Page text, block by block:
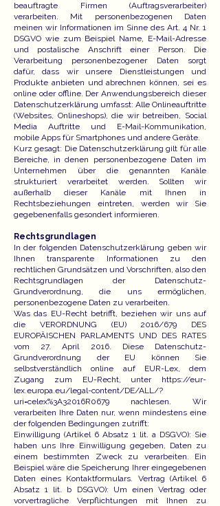
beauftragte Firmen (Auftragsverarbeiter)
verarbeiten. Mit personenbezogenen Daten
meinen wir Informationen im Sinne des Art. 4 Nr. 1
DSGVO wie zum Beispiel Name, E-Mail-Adresse
und postalische Anschrift einer Person. Die
Verarbeitung personenbezogener Daten sorgt
dafür, dass wir unsere Dienstleistungen und
Produkte anbieten und abrechnen können, sei es
online oder offline. Der Anwendungsbereich dieser
Datenschutzerklärung umfasst: Alle Onlineauftritte
(Websites, Onlineshops), die wir betreiben, Social
Media Auftritte und E-Mail-Kommunikation,
mobile Apps für Smartphones und andere Geräte.
Kurz gesagt: Die Datenschutzerklärung gilt für alle
Bereiche, in denen personenbezogene Daten im
Unternehmen über die genannten Kanäle
strukturiert verarbeitet werden. Sollten wir
außerhalb dieser Kanäle mit Ihnen in
Rechtsbeziehungen eintreten, werden wir Sie
gegebenenfalls gesondert informieren.
Rechtsgrundlagen
In der folgenden Datenschutzerklärung geben wir
Ihnen transparente Informationen zu den
rechtlichen Grundsätzen und Vorschriften, also den
Rechtsgrundlagen der Datenschutz-
Grundverordnung, die uns ermöglichen,
personenbezogene Daten zu verarbeiten.
Was das EU-Recht betrifft, beziehen wir uns auf
die VERORDNUNG (EU) 2016/679 DES
EUROPÄISCHEN PARLAMENTS UND DES RATES
vom 27. April 2016. Diese Datenschutz-
Grundverordnung der EU können Sie
selbstverständlich online auf EUR-Lex, dem
Zugang zum EU-Recht, unter https://eur-
lex.europa.eu/legal-content/DE/ALL/?
uri=celex%3A32016R0679 nachlesen. Wir
verarbeiten Ihre Daten nur, wenn mindestens eine
der folgenden Bedingungen zutrifft:
Einwilligung (Artikel 6 Absatz 1 lit. a DSGVO): Sie
haben uns Ihre Einwilligung gegeben, Daten zu
einem bestimmten Zweck zu verarbeiten. Ein
Beispiel wäre die Speicherung Ihrer eingegebenen
Daten eines Kontaktformulars. Vertrag (Artikel 6
Absatz 1 lit. b DSGVO): Um einen Vertrag oder
vorvertragliche Verpflichtungen mit Ihnen zu